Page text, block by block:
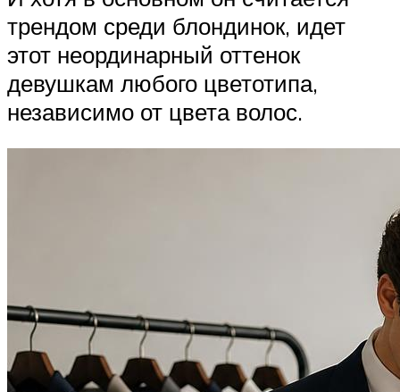
трендом среди блондинок, идет
этот неординарный оттенок
девушкам любого цветотипа,
независимо от цвета волос.